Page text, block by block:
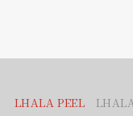
LHALA PEEL